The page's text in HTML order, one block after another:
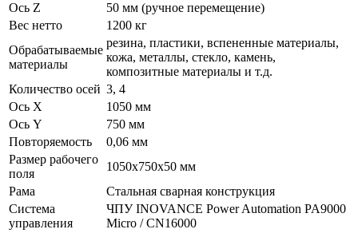
Ось Z
50 мм (ручное перемещение)
Вес нетто
1200 кг
Обрабатываемые
материалы
резина, пластики, вспененные материалы,
кожа, металлы, стекло, камень,
композитные материалы и т.д.
Количество осей 3, 4
Ось X
1050 мм
Ось Y
750 мм
Повторяемость
0,06 мм
Размер рабочего
поля
1050х750х50 мм
Рама
Стальная сварная конструкция
Система
управления
ЧПУ INOVANCE Power Automation PA9000
Micro / CN16000